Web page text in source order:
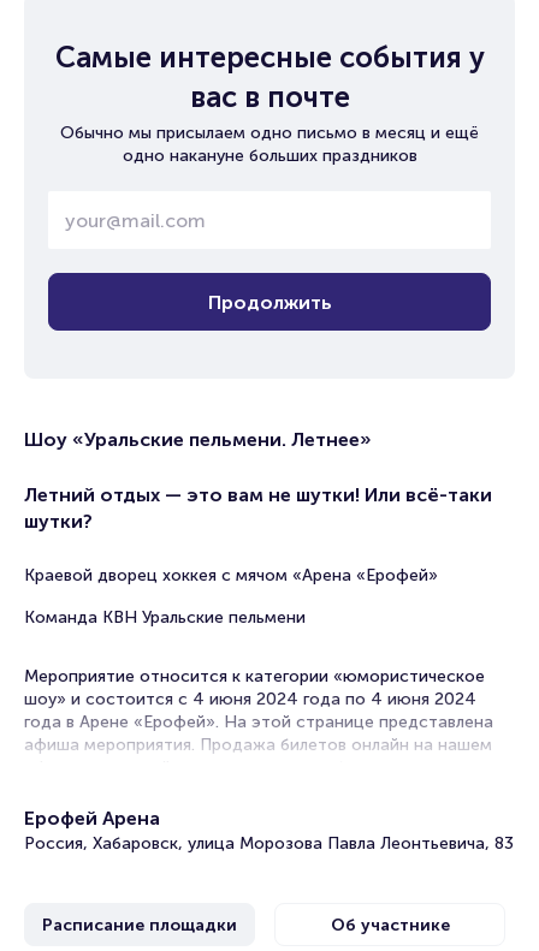
Самые интересные события у
вас в почте
Обычно мы присылаем одно письмо в месяц и ещё
одно накануне больших праздников
Продолжить
Шоу «Уральские пельмени. Летнее»
Летний отдых — это вам не шутки! Или всё-таки
шутки?
Краевой дворец хоккея с мячом «Арена «Ерофей»
Команда КВН Уральские пельмени
Мероприятие относится к категории «юмористическое
шоу» и состоится с 4 июня 2024 года по 4 июня 2024
года в Арене «Ерофей». На этой странице представлена
афиша мероприятия. Продажа билетов онлайн на нашем
на юмористическое шоу.
Билеты на шоу «Уральские пельмени. Летнее»
продажи билетов на мероприятия разного формата.
Ерофей Арена
Россия, Хабаровск, улица Морозова Павла Леонтьевича, 83
Расписание площадки Об участнике